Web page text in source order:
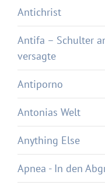
Antichrist
Antifa – Schulter
versagte
Antiporno
Antonias Welt
Anything Else
Apnea - In den